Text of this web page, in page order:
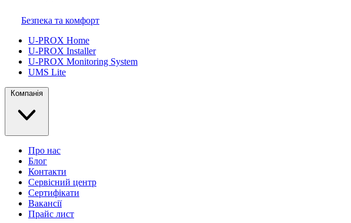
Безпека та комфорт
U-PROX Home
U-PROX Installer
U-PROX Monitoring System
UMS Lite
Компанія
Про нас
Блог
Контакти
Сервісний центр
Сертифікати
Вакансії
Прайс лист